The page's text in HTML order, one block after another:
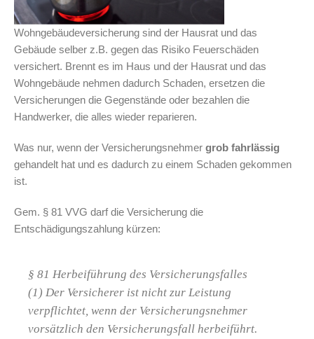
Wohngebäudeversicherung sind der Hausrat und das
Gebäude selber z.B. gegen das Risiko Feuerschäden
versichert. Brennt es im Haus und der Hausrat und das
Wohngebäude nehmen dadurch Schaden, ersetzen die
Versicherungen die Gegenstände oder bezahlen die
Handwerker, die alles wieder reparieren.
Was nur, wenn der Versicherungsnehmer grob fahrlässig
gehandelt hat und es dadurch zu einem Schaden gekommen
ist.
Gem. § 81 VVG darf die Versicherung die
Entschädigungszahlung kürzen:
§ 81 Herbeiführung des Versicherungsfalles
(1) Der Versicherer ist nicht zur Leistung
verpflichtet, wenn der Versicherungsnehmer
vorsätzlich den Versicherungsfall herbeiführt.